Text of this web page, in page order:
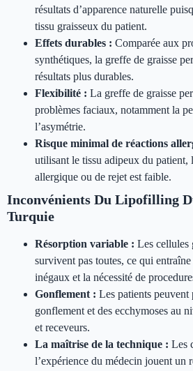
résultats d’apparence naturelle
tissu graisseux du patient.
Effets durables : Comparée aux
synthétiques, la greffe de graisse
résultats plus durables.
Flexibilité : La greffe de graisse
problèmes faciaux, notamment la
l’asymétrie.
Risque minimal de réactions
utilisant le tissu adipeux du patient,
allergique ou de rejet est faible.
Inconvénients Du Lipofilling
Turquie
Résorption variable : Les cellules
survivent pas toutes, ce qui
inégaux et la nécessité de
Gonflement : Les patients peuvent
gonflement et des ecchymoses au
et receveurs.
La maîtrise de la technique : Les
l’expérience du médecin jouent un